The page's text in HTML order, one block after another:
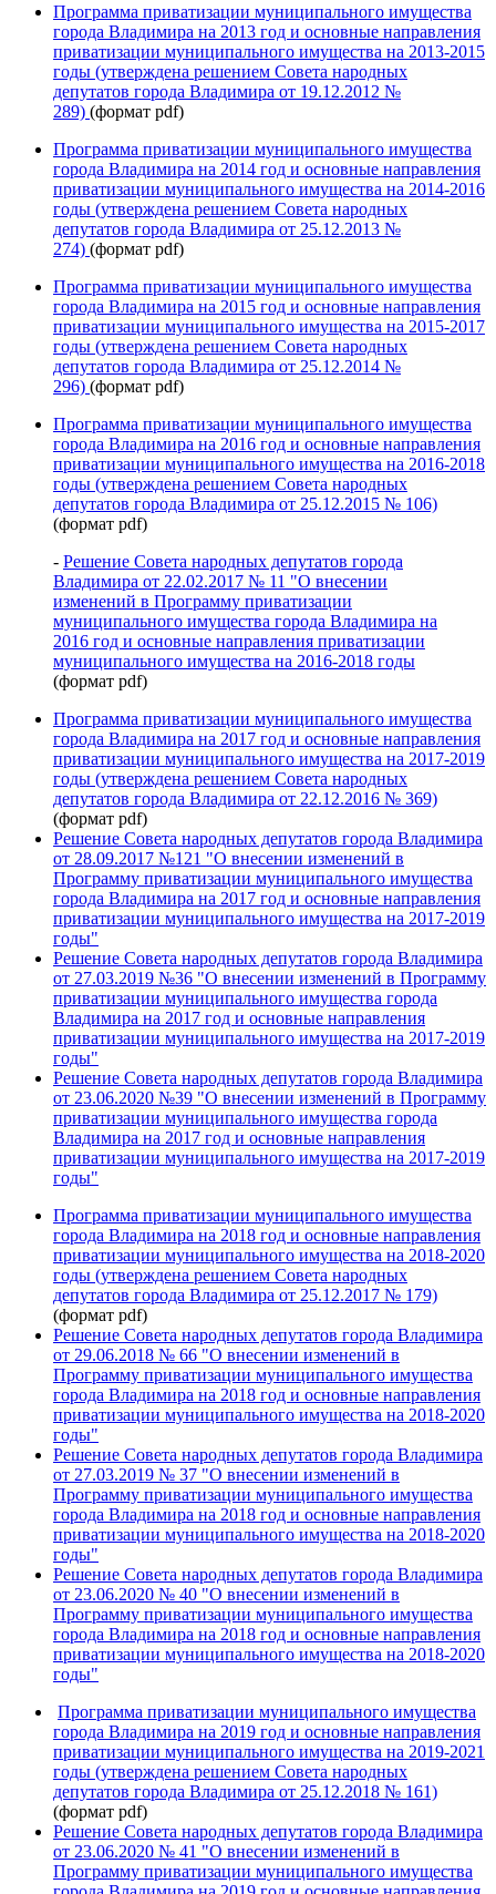
Программа приватизации муниципального имущества
города Владимира на 2013 год и основные направления
приватизации муниципального имущества на 2013-2015
годы (утверждена решением Совета народных
депутатов города Владимира от 19.12.2012 №
289) (формат pdf)
Программа приватизации муниципального имущества
города Владимира на 2014 год и основные направления
приватизации муниципального имущества на 2014-2016
годы (утверждена решением Совета народных
депутатов города Владимира от 25.12.2013 №
274) (формат pdf)
Программа приватизации муниципального имущества
города Владимира на 2015 год и основные направления
приватизации муниципального имущества на 2015-2017
годы (утверждена решением Совета народных
депутатов города Владимира от 25.12.2014 №
296) (формат pdf)
Программа приватизации муниципального имущества
города Владимира на 2016 год и основные направления
приватизации муниципального имущества на 2016-2018
годы (утверждена решением Совета народных
депутатов города Владимира от 25.12.2015 № 106)
(формат pdf)
- Решение Совета народных депутатов города
Владимира от 22.02.2017 № 11 "О внесении
изменений в Программу приватизации
муниципального имущества города Владимира на
2016 год и основные направления приватизации
муниципального имущества на 2016-2018 годы
(формат pdf)
Программа приватизации муниципального имущества
города Владимира на 2017 год и основные направления
приватизации муниципального имущества на 2017-2019
годы (утверждена решением Совета народных
депутатов города Владимира от 22.12.2016 № 369)
(формат pdf)
Решение Совета народных депутатов города Владимира
от 28.09.2017 №121 "О внесении изменений в
Программу приватизации муниципального имущества
города Владимира на 2017 год и основные направления
приватизации муниципального имущества на 2017-2019
годы"
Решение Совета народных депутатов города Владимира
от 27.03.2019 №36 "О внесении изменений в Программу
приватизации муниципального имущества города
Владимира на 2017 год и основные направления
приватизации муниципального имущества на 2017-2019
годы"
Решение Совета народных депутатов города Владимира
от 23.06.2020 №39 "О внесении изменений в Программу
приватизации муниципального имущества города
Владимира на 2017 год и основные направления
приватизации муниципального имущества на 2017-2019
годы"
Программа приватизации муниципального имущества
города Владимира на 2018 год и основные направления
приватизации муниципального имущества на 2018-2020
годы (утверждена решением Совета народных
депутатов города Владимира от 25.12.2017 № 179)
(формат pdf)
Решение Совета народных депутатов города Владимира
от 29.06.2018 № 66 "О внесении изменений в
Программу приватизации муниципального имущества
города Владимира на 2018 год и основные направления
приватизации муниципального имущества на 2018-2020
годы"
Решение Совета народных депутатов города Владимира
от 27.03.2019 № 37 "О внесении изменений в
Программу приватизации муниципального имущества
города Владимира на 2018 год и основные направления
приватизации муниципального имущества на 2018-2020
годы"
Решение Совета народных депутатов города Владимира
от 23.06.2020 № 40 "О внесении изменений в
Программу приватизации муниципального имущества
города Владимира на 2018 год и основные направления
приватизации муниципального имущества на 2018-2020
годы"
Программа приватизации муниципального имущества
города Владимира на 2019 год и основные направления
приватизации муниципального имущества на 2019-2021
годы (утверждена решением Совета народных
депутатов города Владимира от 25.12.2018 № 161)
(формат pdf)
Решение Совета народных депутатов города Владимира
от 23.06.2020 № 41 "О внесении изменений в
Программу приватизации муниципального имущества